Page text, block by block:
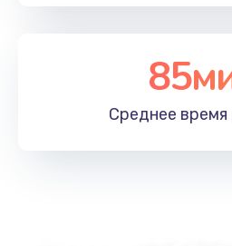
Среднее время